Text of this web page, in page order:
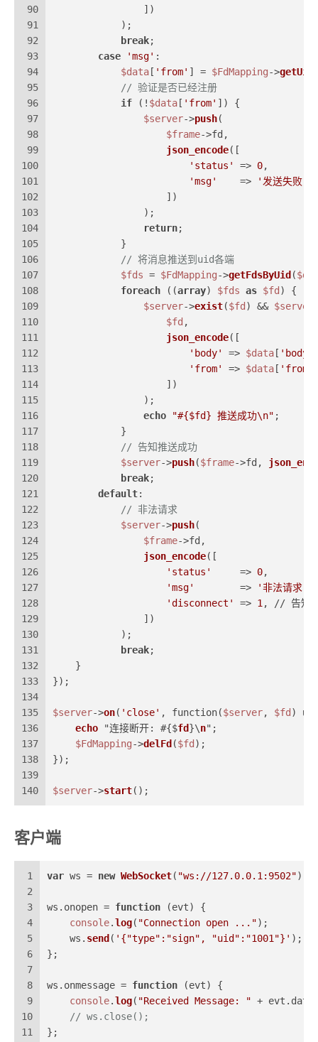
90
91
92
93
94
95
96
97
98
99
100
101
102
103
104
105
106
107
108
109
110
111
112
113
114
115
116
117
118
119
120
121
122
123
124
125
126
127
128
129
130
131
132
133
134
135
136
137
138
139
140
                ])
            );
break;
case
'msg' :
$data [ 'from' ] = $FdMapping->
// 验证是否已经注册
if (! $data [ 'from' ]) {
$server->push(
$frame->fd,
json_encode([
'status'
=> 0,
'msg'
    =>
'发送失败，
                    ])
                );
return;
            }
// 将消息推送到uid各端
$fds = $FdMapping->getFdsByUid (
foreach ((array) $fds as $fd ) {
$server->exist($fd ) && $server
$fd ,
json_encode([
'body'
=> $data [ 'body'
'from'
=> $data [ 'from'
                    ])
                );
echo
"#{$fd} 推送成功\n" ;
            }
// 告知推送成功
$server->push($frame->fd,
break;
default:
// 非法请求
$server->push(
$frame->fd,
json_encode([
'status'
     =>
0,
'msg'
        =>
'非法请求'
'disconnect'
=> 1 , // 告知终
                ])
            );
break;
    }
});
$server->on( 'close' , function($server, $fd )
echo "连接断开: #{$fd}\n";
$FdMapping->delFd ($fd );
});
$server->start();
客户端
1
2
3
4
5
6
7
8
9
10
11
var ws = new WebSocket( "ws://127.0.0.1:9502");
ws. onopen = function (evt) {
console.log( "Connection open ...");
    ws.
send ( '{"type":"sign", "uid":"1001"}' );
};
ws. onmessage = function (evt) {
console.log( "Received Message: " + evt. data
// ws.close();
};